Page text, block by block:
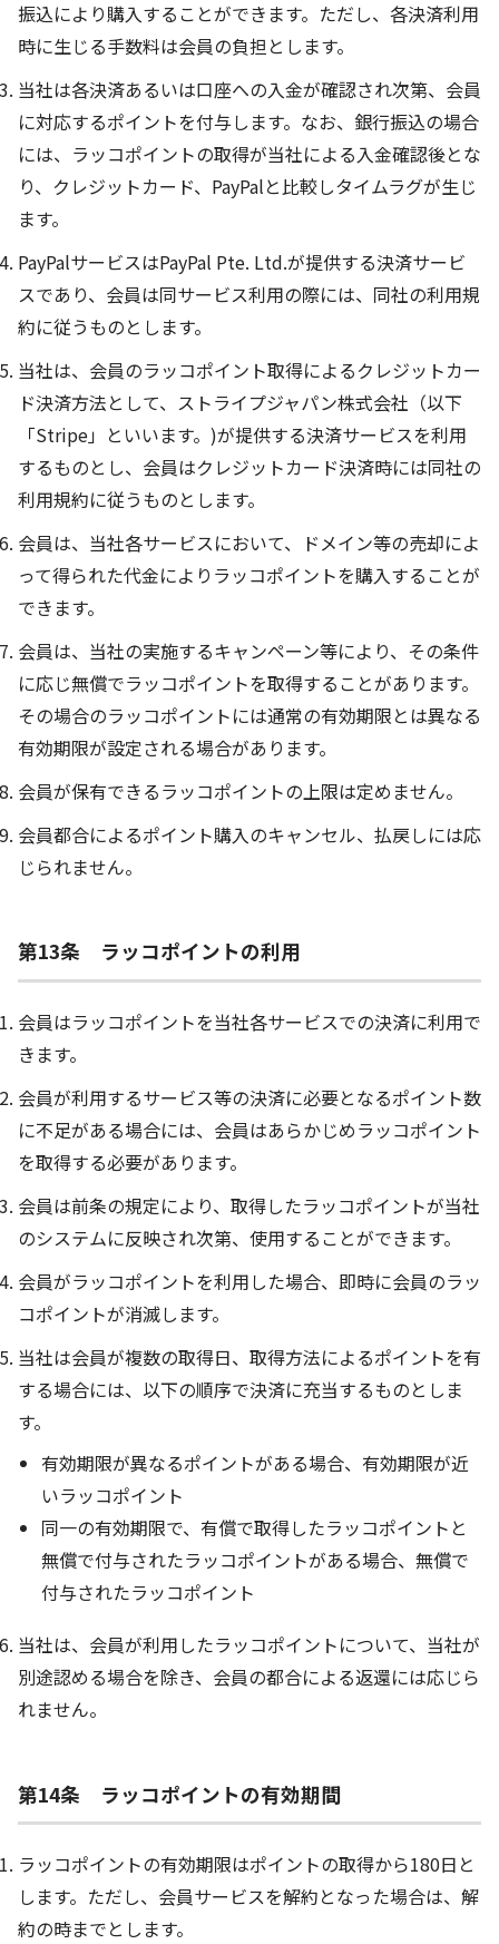
振込により購入することができます。ただし、各決済利用
時に生じる手数料は会員の負担とします。
当社は各決済あるいは口座への入金が確認され次第、会員
に対応するポイントを付与します。なお、銀行振込の場合
には、ラッコポイントの取得が当社による入金確認後とな
り、クレジットカード、PayPalと比較しタイムラグが生じ
ます。
PayPalサービスはPayPal Pte. Ltd.が提供する決済サービ
スであり、会員は同サービス利用の際には、同社の利用規
約に従うものとします。
当社は、会員のラッコポイント取得によるクレジットカー
ド決済方法として、ストライプジャパン株式会社（以下
「Stripe」といいます。)が提供する決済サービスを利用
するものとし、会員はクレジットカード決済時には同社の
利用規約に従うものとします。
会員は、当社各サービスにおいて、ドメイン等の売却によ
って得られた代金によりラッコポイントを購入することが
できます。
会員は、当社の実施するキャンペーン等により、その条件
に応じ無償でラッコポイントを取得することがあります。
その場合のラッコポイントには通常の有効期限とは異なる
有効期限が設定される場合があります。
会員が保有できるラッコポイントの上限は定めません。
会員都合によるポイント購入のキャンセル、払戻しには応
じられません。
第13条 ラッコポイントの利用
会員はラッコポイントを当社各サービスでの決済に利用で
きます。
会員が利用するサービス等の決済に必要となるポイント数
に不足がある場合には、会員はあらかじめラッコポイント
を取得する必要があります。
会員は前条の規定により、取得したラッコポイントが当社
のシステムに反映され次第、使用することができます。
会員がラッコポイントを利用した場合、即時に会員のラッ
コポイントが消滅します。
当社は会員が複数の取得日、取得方法によるポイントを有
する場合には、以下の順序で決済に充当するものとしま
す。
有効期限が異なるポイントがある場合、有効期限が近
いラッコポイント
同一の有効期限で、有償で取得したラッコポイントと
無償で付与されたラッコポイントがある場合、無償で
付与されたラッコポイント
当社は、会員が利用したラッコポイントについて、当社が
別途認める場合を除き、会員の都合による返還には応じら
れません。
第14条 ラッコポイントの有効期間
ラッコポイントの有効期限はポイントの取得から180日と
します。ただし、会員サービスを解約となった場合は、解
約の時までとします。